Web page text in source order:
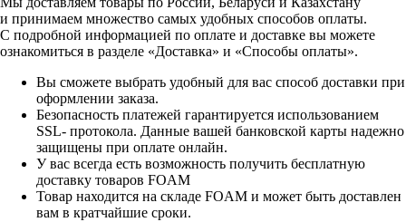
и принимаем множество самых удобных способов оплаты.
С подробной информацией по оплате и доставке вы можете
ознакомиться в разделе «Доставка» и «Способы оплаты».
Вы сможете выбрать удобный для вас способ доставки при
оформлении заказа.
Безопасность платежей гарантируется использованием
SSL- протокола. Данные вашей банковской карты надежно
защищены при оплате онлайн.
У вас всегда есть возможность получить бесплатную
доставку товаров FOAM
Товар находится на складе FOAM и может быть доставлен
вам в кратчайшие сроки.